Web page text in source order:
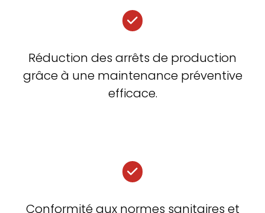
Réduction des arrêts de production
grâce à une maintenance préventive
efficace.
Conformité aux normes sanitaires et